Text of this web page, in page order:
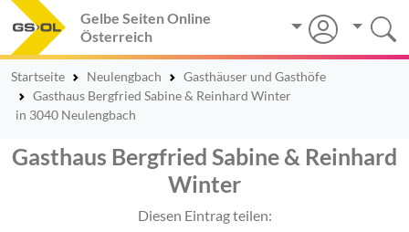
Gelbe Seiten Online
Österreich
Startseite Neulengbach
Gasthäuser und Gasthöfe
Gasthaus Bergfried Sabine & Reinhard Winter
in 3040 Neulengbach
Gasthaus Bergfried Sabine & Reinhard
Winter
Diesen Eintrag teilen: